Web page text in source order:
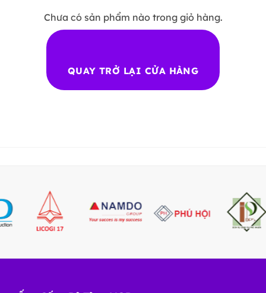
Chưa có sản phẩm nào trong giỏ hàng.
QUAY TRỞ LẠI CỬA HÀNG